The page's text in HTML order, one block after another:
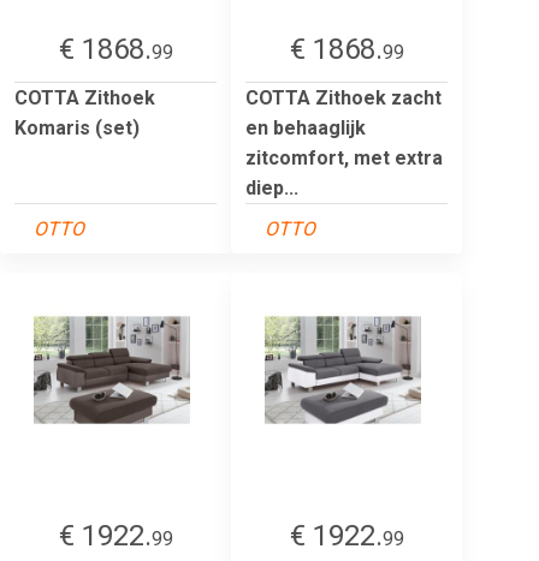
€ 1868.99
COTTA Zithoek
Komaris (set)
OTTO
€ 1868.99
COTTA Zithoek zacht
en behaaglijk
zitcomfort, met extra
diep...
OTTO
€ 1922.99
€ 1922.99